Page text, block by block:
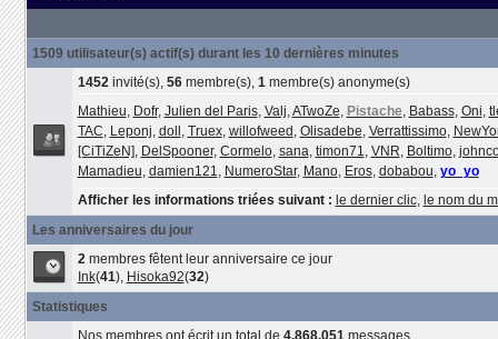
1509 utilisateur(s) actif(s) durant les 10 dernières minutes
1452invité(s), 56membre(s), 1membre(s) anonyme(s)
Mathieu, Dofr, Julien del Paris, Valj,ATwoZe, Pistache, Babass, Oni,
TAC, Leponj, doll , Truex, willofweed , Olisadebe, Verrattissimo,
[CiTiZeN], DelSpooner, Cormelo, sana, timon71, VNR, Boltimo,
Mamadieu, damien121, NumeroStar, Mano, Eros, dobabou, yo_yo
Afficher les informations triées suivant : le dernier clic, le nom du
Les anniversaires du jour
2membres fêtent leur anniversaire ce jour
Ink(41), Hisoka92(32)
Statistiques
Nos membres ont écrit un total de 4,868,051 messages